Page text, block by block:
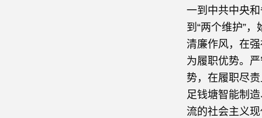
一到中共中央
到“两个维护”
清廉作风，在
为履职优势。
势，在履职尽
足钱塘智能制
流的社会主义